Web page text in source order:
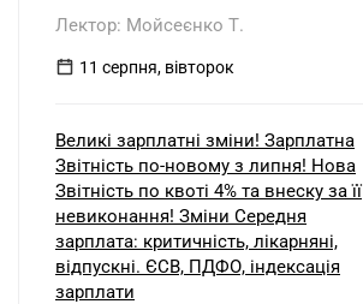
Лектор: Мойсеєнко Т.
11 серпня, вівторок
Великі зарплатні зміни! Зарплатна
Звітність по-новому з липня! Нова
Звітність по квоті 4% та внеску за її
невиконання! Зміни Середня
зарплата: критичність, лікарняні,
відпускні. ЄСВ, ПДФО, індексація
зарплати